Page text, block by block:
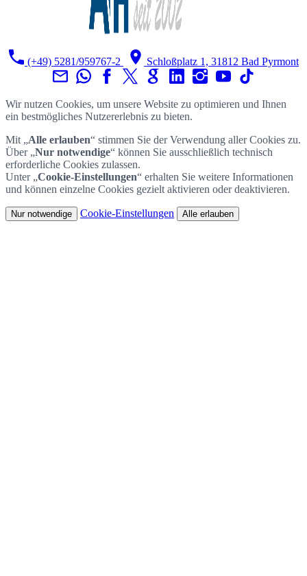
(+49) 5281/959767-2 Schloßplatz 1, 31812 Bad Pyrmont
Wir nutzen Cookies, um unsere Website zu optimieren und Ihnen
ein bestmögliches Nutzererlebnis zu bieten.
Mit „Alle erlauben“ stimmen Sie der Verwendung aller Cookies zu.
Über „Nur notwendige“ können Sie ausschließlich technisch
erforderliche Cookies zulassen.
Unter „Cookie-Einstellungen“ erhalten Sie weitere Informationen
und können einzelne Cookies gezielt aktivieren oder deaktivieren.
Nur notwendige Cookie-Einstellungen Alle erlauben